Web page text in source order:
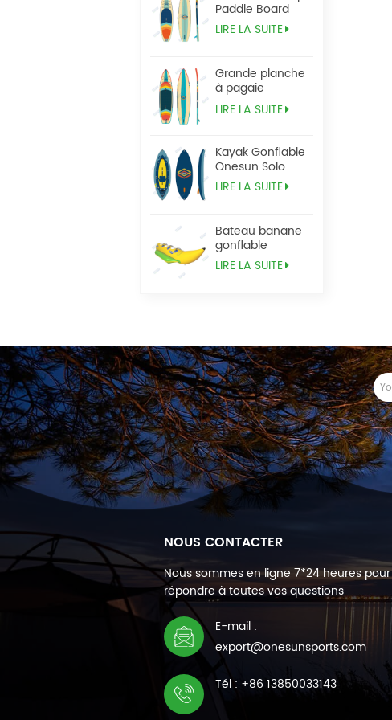
Paddle Board
LIRE LA SUITE
Grande planche
à pagaie
Tandem Sup
LIRE LA SUITE
Kayak Gonflable
Onesun Solo
LIRE LA SUITE
Bateau banane
gonflable
LIRE LA SUITE
NOUS CONTACTER
Nous sommes en ligne 7*24 heures pour
répondre à toutes vos questions
E-mail :
export@onesunsports.com
Tél : +86 13850033143